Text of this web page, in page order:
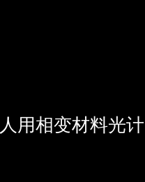
用相变材料光计